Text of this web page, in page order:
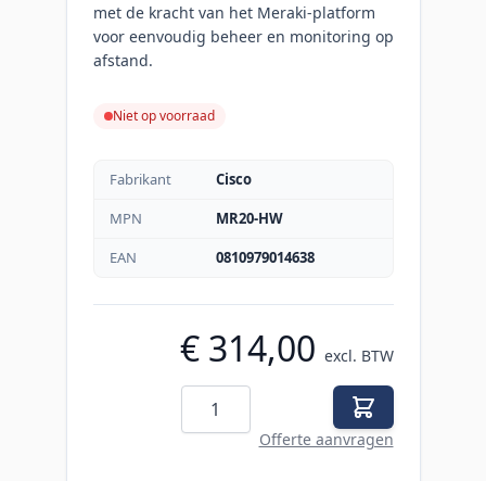
met de kracht van het Meraki-platform
voor eenvoudig beheer en monitoring op
afstand.
Niet op voorraad
Fabrikant
Cisco
MPN
MR20-HW
EAN
0810979014638
€ 314,00 excl. BTW
Aantal
Offerte aanvragen